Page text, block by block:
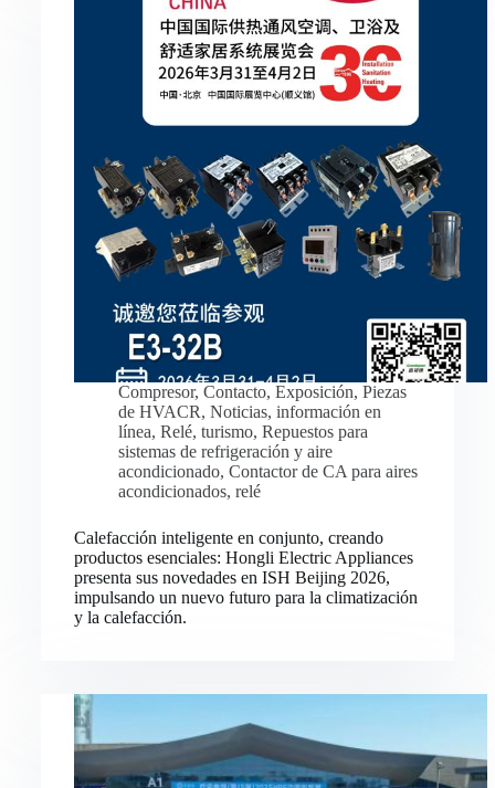
Compresor, Contacto, Exposición, Piezas
de HVACR, Noticias, información en
línea, Relé, turismo, Repuestos para
sistemas de refrigeración y aire
acondicionado, Contactor de CA para aires
acondicionados, relé
Calefacción inteligente en conjunto, creando
productos esenciales: Hongli Electric Appliances
presenta sus novedades en ISH Beijing 2026,
impulsando un nuevo futuro para la climatización
y la calefacción.